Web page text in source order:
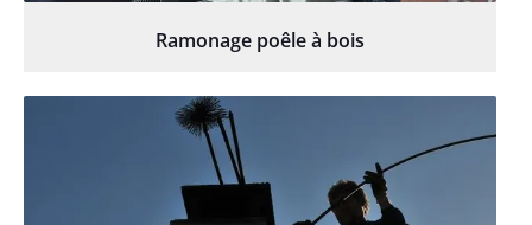
Ramonage poêle à bois